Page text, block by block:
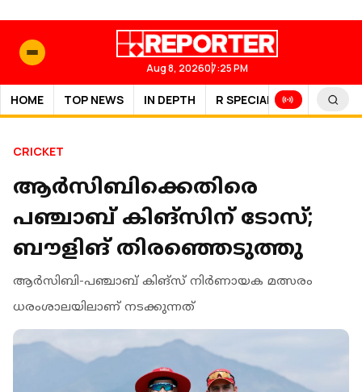
Aug 8, 202607:25 PM
HOME TOP NEWS IN DEPTH R SPECIAL SPORTS
CRICKET
ആര്‍സിബിക്കെതിരെ
പഞ്ചാബ് കിങ്‌സിന് ടോസ്;
ബൗളിങ് തിരഞ്ഞെടുത്തു
ആര്‍സിബി-പഞ്ചാബ് കിങ്‌സ് നിര്‍ണായക മത്സരം
ധരംശാലയിലാണ് നടക്കുന്നത്